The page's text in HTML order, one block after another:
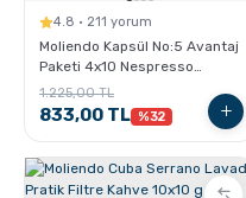
4.8 · 211 yorum
Moliendo Kapsül No:5 Avantaj
Paketi 4x10 Nespresso
Uyumlu Alüminyum Kapsül 40
Adet
1.225,00 TL
833,00 TL %32